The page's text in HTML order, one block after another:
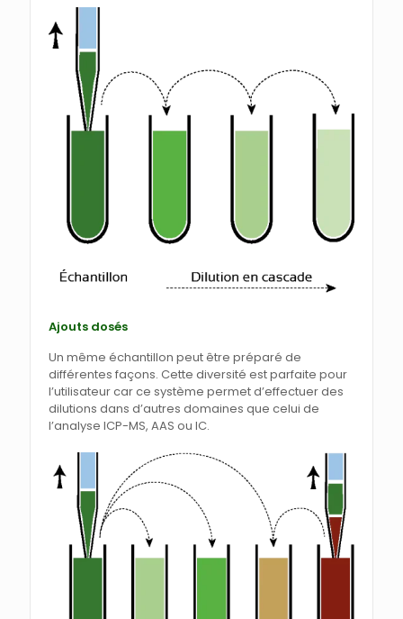
Ajouts dosés
Un même échantillon peut être préparé de
différentes façons. Cette diversité est parfaite pour
l’utilisateur car ce système permet d’effectuer des
dilutions dans d’autres domaines que celui de
l’analyse ICP-MS, AAS ou IC.